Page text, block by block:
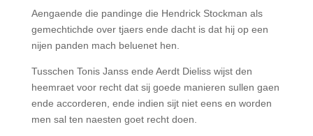
Aengaende die pandinge die Hendrick Stockman als
gemechtichde over tjaers ende dacht is dat hij op een
nijen panden mach beluenet hen.
Tusschen Tonis Janss ende Aerdt Dieliss wijst den
heemraet voor recht dat sij goede manieren sullen gaen
ende accorderen, ende indien sijt niet eens en worden
men sal ten naesten goet recht doen.